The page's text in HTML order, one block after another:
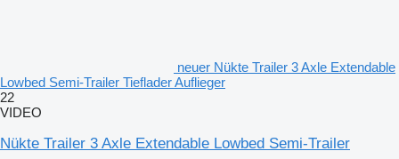
neuer Nükte Trailer 3 Axle Extendable
Lowbed Semi-Trailer Tieflader Auflieger
22
VIDEO
Nükte Trailer 3 Axle Extendable Lowbed Semi-Trailer